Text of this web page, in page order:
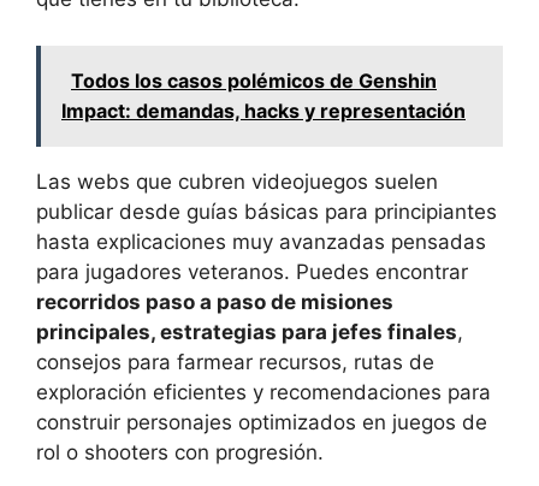
Todos los casos polémicos de Genshin
Impact: demandas, hacks y representación
Las webs que cubren videojuegos suelen
publicar desde guías básicas para principiantes
hasta explicaciones muy avanzadas pensadas
para jugadores veteranos. Puedes encontrar
recorridos paso a paso de misiones
principales, estrategias para jefes finales,
consejos para farmear recursos, rutas de
exploración eficientes y recomendaciones para
construir personajes optimizados en juegos de
rol o shooters con progresión.